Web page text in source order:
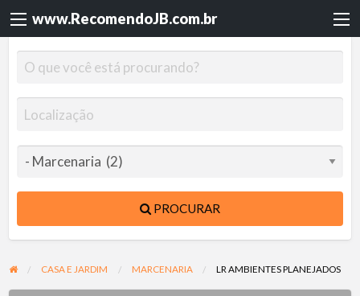
www.RecomendoJB.com.br
PROCURAR
CASA E JARDIM MARCENARIA LR AMBIENTES PLANEJADOS